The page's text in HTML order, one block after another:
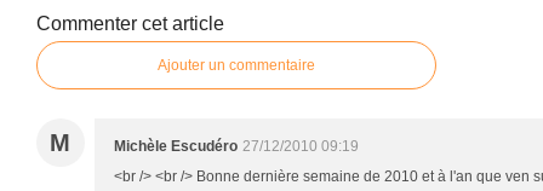
Commenter cet article
Ajouter un commentaire
M Michèle Escudéro 27/12/2010 09:19
<br /> <br /> Bonne dernière semaine de 2010 et à l'an que ven